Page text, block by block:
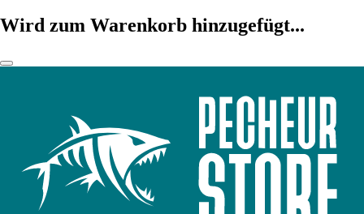
Wird zum Warenkorb hinzugefügt...